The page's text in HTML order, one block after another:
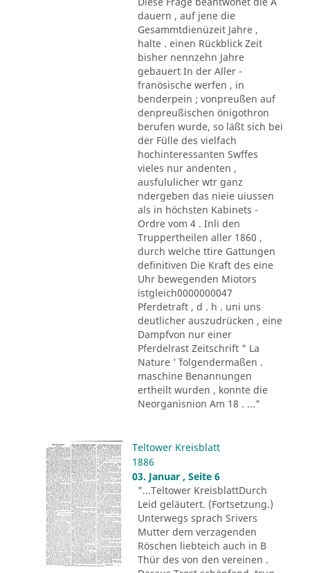
dauern , auf jene die
Gesammtdienüzeit Jahre ,
halte . einen Rückblick Zeit
bisher nennzehn Jahre
gebauert In der Aller -
franösische werfen , in
benderpein ; vonpreußen auf
denpreußischen önigothron
berufen wurde, so läßt sich bei
der Fülle des vielfach
hochinteressanten Swffes
vieles nur andenten ,
ausfululicher wtr ganz
ndergeben das nieie uiussen
als in höchsten Kabinets -
Ordre vom 4 . Inli den
Truppertheilen aller 1860 ,
durch welche ttire Gattungen
definitiven Die Kraft des eine
Uhr bewegenden Miotors
istgleich0000000047
Pferdetraft , d . h . uni uns
deutlicher auszudrücken , eine
Dampfvon nur einer
Pferdelrast Zeitschrift " La
Nature '´ folgendermaßen .
maschine Benannungen
ertheilt wurden , konnte die
Neorganisnion Am 18 . ..."
Teltower Kreisblatt
1886
03. Januar , Seite 6
"...Teltower KreisblattDurch
Leid geläutert. (Fortsetzung.)
Unterwegs sprach Srivers
Mutter dem verzagenden
Röschen liebteich auch in B
Thür des von den vereinen .